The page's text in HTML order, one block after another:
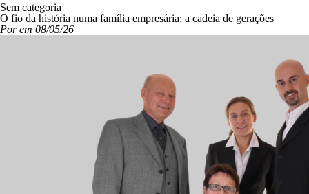
Sem categoria
O fio da história numa família empresária: a cadeia de gerações
Por em 08/05/26